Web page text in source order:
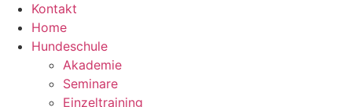
Kontakt
Home
Hundeschule
Akademie
Seminare
Einzeltraining